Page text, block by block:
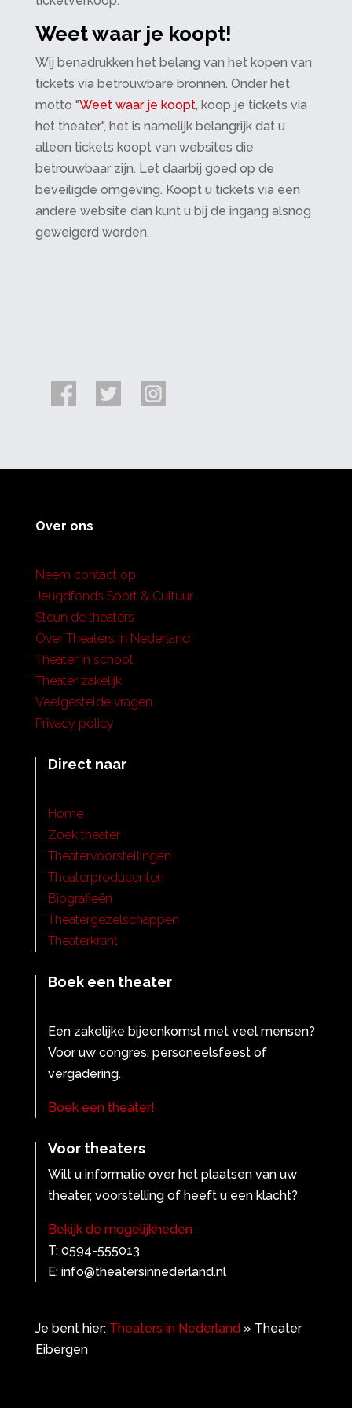
Weet waar je koopt!
Wij benadrukken het belang van het kopen van
tickets via betrouwbare bronnen. Onder het
motto "Weet waar je koopt, koop je tickets via
het theater", het is namelijk belangrijk dat u
alleen tickets koopt van websites die
betrouwbaar zijn. Let daarbij goed op de
beveiligde omgeving. Koopt u tickets via een
andere website dan kunt u bij de ingang alsnog
geweigerd worden.
Over ons
Neem contact op
Jeugdfonds Sport & Cultuur
Steun de theaters
Over Theaters in Nederland
Theater in school
Theater zakelijk
Veelgestelde vragen
Privacy policy
Direct naar
Home
Zoek theater
Theatervoorstellingen
Theaterproducenten
Biografieën
Theatergezelschappen
Theaterkrant
Boek een theater
Een zakelijke bijeenkomst met veel mensen?
Voor uw congres, personeelsfeest of
vergadering.
Boek een theater!
Voor theaters
Wilt u informatie over het plaatsen van uw
theater, voorstelling of heeft u een klacht?
Bekijk de mogelijkheden
T: 0594-555013
E: info@theatersinnederland.nl
Je bent hier: Theaters in Nederland » Theater
Eibergen